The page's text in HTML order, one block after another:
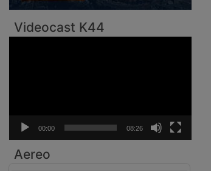
Videocast K44
00:00 08:26
Aereo